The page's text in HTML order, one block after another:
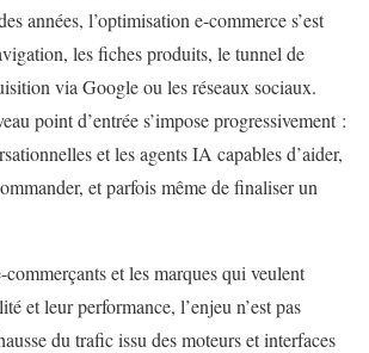
années, l’optimisation e-commerce s’est
les fiches produits, le tunnel de
via Google ou les réseaux sociaux.
point d’entrée s’impose progressivement :
et les agents IA capables d’aider,
et parfois même de finaliser un
et les marques qui veulent
et leur performance, l’enjeu n’est pas
du trafic issu des moteurs et interfaces